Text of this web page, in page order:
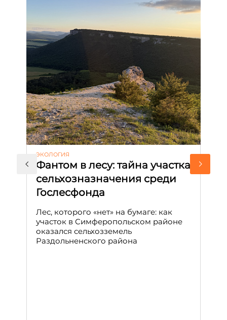
ЭКОЛОГИЯ
Фантом в лесу: тайна участка
сельхозназначения среди
Гослесфонда
Лес, которого «нет» на бумаге: как
участок в Симферопольском районе
оказался сельхозземель
Раздольненского района